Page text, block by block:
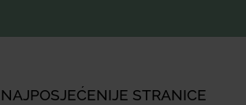
NAJPOSJEĆENIJE STRANICE